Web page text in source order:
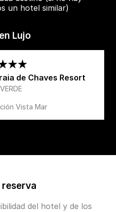
un hotel similar)
Lujo
de Chaves Resort
Vista Mar
del hotel y de los